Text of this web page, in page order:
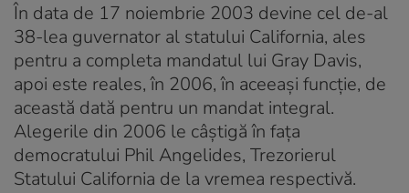
În data de 17 noiembrie 2003 devine cel de-al
38-lea guvernator al statului California, ales
pentru a completa mandatul lui Gray Davis,
apoi este reales, în 2006, în aceeaşi funcţie, de
această dată pentru un mandat integral.
Alegerile din 2006 le câştigă în faţa
democratului Phil Angelides, Trezorierul
Statului California de la vremea respectivă.